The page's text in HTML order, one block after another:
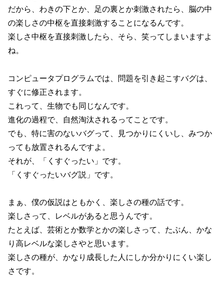
だから、わきの下とか、足の裏とか刺激されたら、脳の中
の楽しさの中枢を直接刺激することになるんです。
楽しさ中枢を直接刺激したら、そら、笑ってしまいますよ
ね。
コンピュータプログラムでは、問題を引き起こすバグは、
すぐに修正されます。
これって、生物でも同じなんです。
進化の過程で、自然淘汰されるってことです。
でも、特に害のないバグって、見つかりにくいし、みつか
っても放置されるんですよ。
それが、「くすぐったい」です。
「くすぐったいバグ説」です。
まぁ、僕の仮説はともかく、楽しさの種の話です。
楽しさって、レベルがあると思うんです。
たとえば、芸術とか数学とかの楽しさって、たぶん、かな
り高レベルな楽しさやと思います。
楽しさの種が、かなり成長した人にしか分かりにくい楽し
さです。